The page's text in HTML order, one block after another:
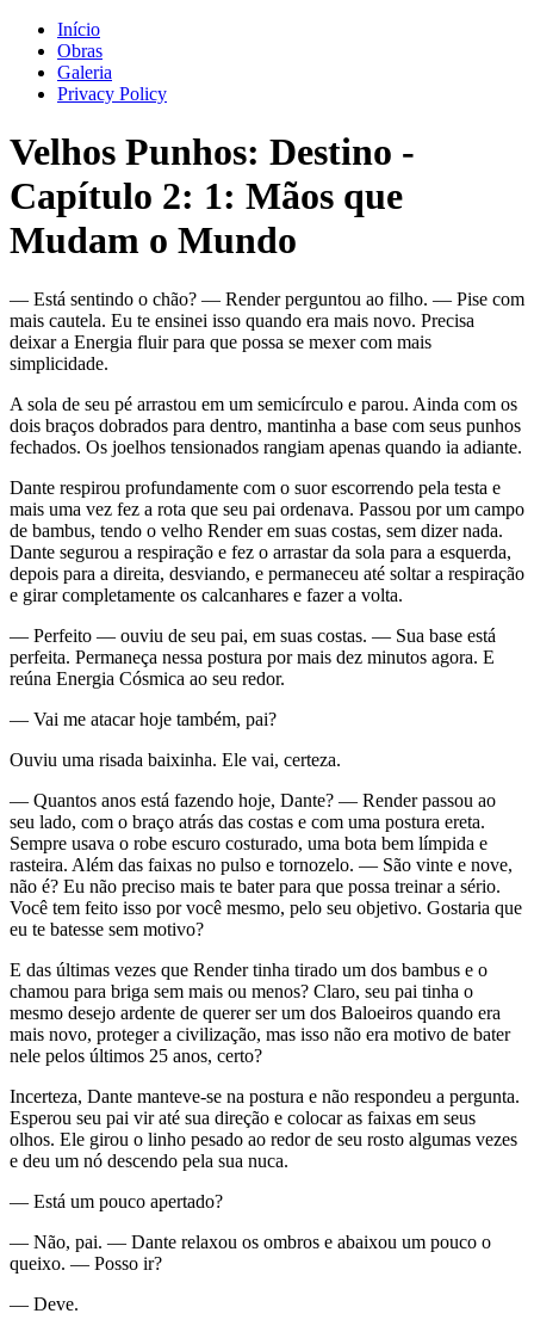
Início
Obras
Galeria
Privacy Policy
Velhos Punhos: Destino -
Capítulo 2: 1: Mãos que
Mudam o Mundo
— Está sentindo o chão? — Render perguntou ao filho. — Pise com
mais cautela. Eu te ensinei isso quando era mais novo. Precisa
deixar a Energia fluir para que possa se mexer com mais
simplicidade.
A sola de seu pé arrastou em um semicírculo e parou. Ainda com os
dois braços dobrados para dentro, mantinha a base com seus punhos
fechados. Os joelhos tensionados rangiam apenas quando ia adiante.
Dante respirou profundamente com o suor escorrendo pela testa e
mais uma vez fez a rota que seu pai ordenava. Passou por um campo
de bambus, tendo o velho Render em suas costas, sem dizer nada.
Dante segurou a respiração e fez o arrastar da sola para a esquerda,
depois para a direita, desviando, e permaneceu até soltar a respiração
e girar completamente os calcanhares e fazer a volta.
— Perfeito — ouviu de seu pai, em suas costas. — Sua base está
perfeita. Permaneça nessa postura por mais dez minutos agora. E
reúna Energia Cósmica ao seu redor.
— Vai me atacar hoje também, pai?
Ouviu uma risada baixinha. Ele vai, certeza.
— Quantos anos está fazendo hoje, Dante? — Render passou ao
seu lado, com o braço atrás das costas e com uma postura ereta.
Sempre usava o robe escuro costurado, uma bota bem límpida e
rasteira. Além das faixas no pulso e tornozelo. — São vinte e nove,
não é? Eu não preciso mais te bater para que possa treinar a sério.
Você tem feito isso por você mesmo, pelo seu objetivo. Gostaria que
eu te batesse sem motivo?
E das últimas vezes que Render tinha tirado um dos bambus e o
chamou para briga sem mais ou menos? Claro, seu pai tinha o
mesmo desejo ardente de querer ser um dos Baloeiros quando era
mais novo, proteger a civilização, mas isso não era motivo de bater
nele pelos últimos 25 anos, certo?
Incerteza, Dante manteve-se na postura e não respondeu a pergunta.
Esperou seu pai vir até sua direção e colocar as faixas em seus
olhos. Ele girou o linho pesado ao redor de seu rosto algumas vezes
e deu um nó descendo pela sua nuca.
— Está um pouco apertado?
— Não, pai. — Dante relaxou os ombros e abaixou um pouco o
queixo. — Posso ir?
— Deve.